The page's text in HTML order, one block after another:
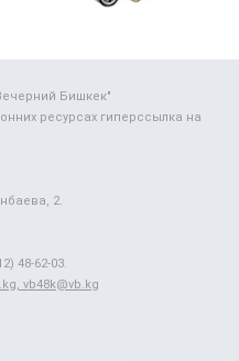
Бишкек"
ресурсах гиперссылка на
2.
48-62-03.
vb48k@vb.kg